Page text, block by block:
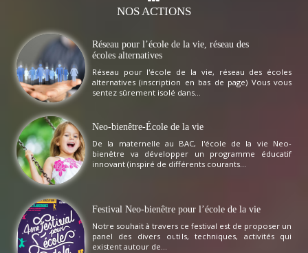
NOSACTIONS
Réseau pour l’école de la vie, réseau des
écoles alternatives
Réseau pour l'école de la vie, réseau des écoles
alternatives (inscription en bas de page) Vous vous
sentez sûrement isolé dans...
Neo-bienêtre-École de la vie
De la maternelle au BAC, l'école de la vie Neo-
bienêtre va développer un programme éducatif
innovant (inspiré de différents courants...
Festival Neo-bienêtre pour l’école de la vie
Notre souhait à travers ce festival est de proposer un
panel des divers outils, techniques, activités qui
existent autour de...